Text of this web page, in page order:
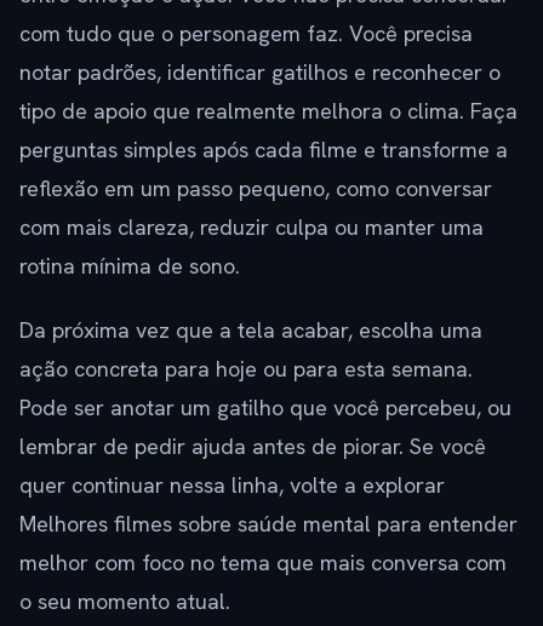
com tudo que o personagem faz. Você precisa
notar padrões, identificar gatilhos e reconhecer o
tipo de apoio que realmente melhora o clima. Faça
perguntas simples após cada filme e transforme a
reflexão em um passo pequeno, como conversar
com mais clareza, reduzir culpa ou manter uma
rotina mínima de sono.
Da próxima vez que a tela acabar, escolha uma
ação concreta para hoje ou para esta semana.
Pode ser anotar um gatilho que você percebeu, ou
lembrar de pedir ajuda antes de piorar. Se você
quer continuar nessa linha, volte a explorar
Melhores filmes sobre saúde mental para entender
melhor com foco no tema que mais conversa com
o seu momento atual.